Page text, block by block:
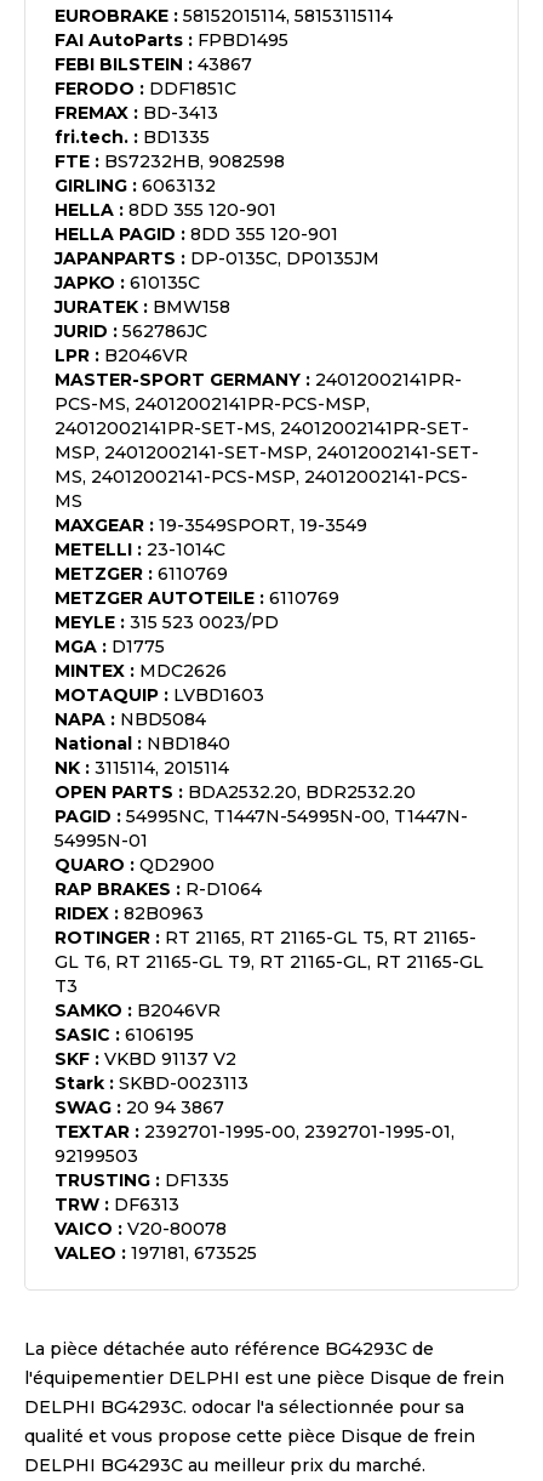
EUROBRAKE : 58152015114, 58153115114
FAI AutoParts : FPBD1495
FEBI BILSTEIN : 43867
FERODO : DDF1851C
FREMAX : BD-3413
fri.tech. : BD1335
FTE : BS7232HB, 9082598
GIRLING : 6063132
HELLA : 8DD 355 120-901
HELLA PAGID : 8DD 355 120-901
JAPANPARTS : DP-0135C, DP0135JM
JAPKO : 610135C
JURATEK : BMW158
JURID : 562786JC
LPR : B2046VR
MASTER-SPORT GERMANY : 24012002141PR-
PCS-MS, 24012002141PR-PCS-MSP,
24012002141PR-SET-MS, 24012002141PR-SET-
MSP, 24012002141-SET-MSP, 24012002141-SET-
MS, 24012002141-PCS-MSP, 24012002141-PCS-
MS
MAXGEAR : 19-3549SPORT, 19-3549
METELLI : 23-1014C
METZGER : 6110769
METZGER AUTOTEILE : 6110769
MEYLE : 315 523 0023/PD
MGA : D1775
MINTEX : MDC2626
MOTAQUIP : LVBD1603
NAPA : NBD5084
National : NBD1840
NK : 3115114, 2015114
OPEN PARTS : BDA2532.20, BDR2532.20
PAGID : 54995NC, T1447N-54995N-00, T1447N-
54995N-01
QUARO : QD2900
RAP BRAKES : R-D1064
RIDEX : 82B0963
ROTINGER : RT 21165, RT 21165-GL T5, RT 21165-
GL T6, RT 21165-GL T9, RT 21165-GL, RT 21165-GL
T3
SAMKO : B2046VR
SASIC : 6106195
SKF : VKBD 91137 V2
Stark : SKBD-0023113
SWAG : 20 94 3867
TEXTAR : 2392701-1995-00, 2392701-1995-01,
92199503
TRUSTING : DF1335
TRW : DF6313
VAICO : V20-80078
VALEO : 197181, 673525
La pièce détachée auto référence BG4293C de
l'équipementier DELPHI est une pièce Disque de frein
DELPHI BG4293C. odocar l'a sélectionnée pour sa
qualité et vous propose cette pièce Disque de frein
DELPHI BG4293C au meilleur prix du marché.